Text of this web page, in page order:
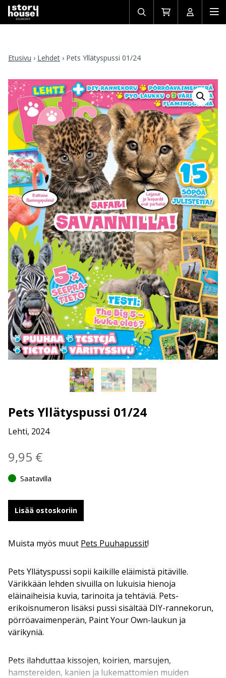
Avaa/sulje
haku
Siirry
ostoskoriin
Avaa/
Etusivu › Lehdet › Pets Yllätyspussi 01/24
Pets Yllätyspussi 01/24
Lehti, 2024
9,95 €
Saatavilla
Lisää ostoskoriin
Muista myös muut Pets Puuhapussit!
Pets Yllätyspussi sopii kaikille eläimistä pitäville.
Värikkään lehden sivuilla on lukuisia hienoja
eläinaiheisia kuvia, tarinoita ja tehtäviä. Pets-
erikoisnumeron lisäksi pussi sisältää DIY-rannekorun,
pörröavaimenperän, Paint Your Own-laukun ja
värikyniä.
Pets ilahduttaa kissojen, koirien, marsujen,
hamstereiden, kanien ja lukemattomien muiden